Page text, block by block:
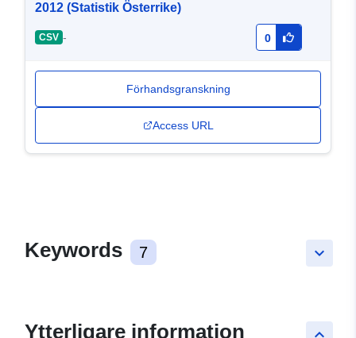
2012 (Statistik Österrike)
CSV - 0
Förhandsgranskning
Access URL
keyboard_arrow_down
Keywords 7
Ytterligare information